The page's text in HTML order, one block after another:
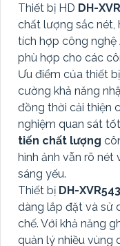
Thiết bị HD DH-
chất lượng sắc nét,
tích hợp công nghệ
phù hợp cho các
Ưu điểm của thiết
cường khả năng
đồng thời cải thiện
nghiệm quan sát
tiến chất lượng
hình ảnh vẫn rõ nét
sáng yếu.
Thiết bị DH-
dàng lắp đặt và sử
chế. Với khả năng
quản lý nhiều vùng